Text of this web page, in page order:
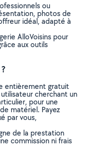
ou
photos de
idéal, adapté à
AlloVoisins pour
aux outils
entièrement gratuit
cherchant un
pour une
matériel. Payez
par vous,
de la prestation
commission ni frais